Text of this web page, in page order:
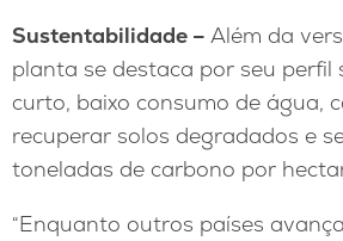
Sustentabilidade – Além da
planta se destaca por seu perfil
curto, baixo consumo de água,
recuperar solos degradados e
toneladas de carbono por
“Enquanto outros países